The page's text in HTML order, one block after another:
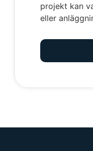
projekt kan
eller